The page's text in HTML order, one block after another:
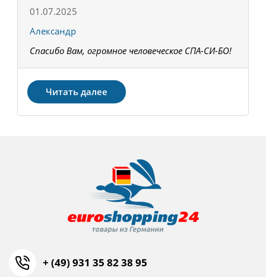
01.07.2025
Александр
Спасибо Вам, огромное человеческое СПА-СИ-БО!
Читать далее
+ (49) 931 35 82 38 95